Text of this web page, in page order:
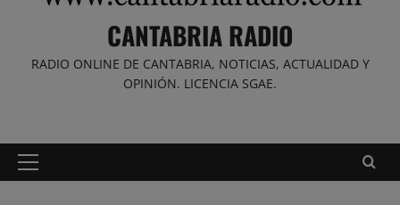
CANTABRIA RADIO
RADIO ONLINE DE CANTABRIA, NOTICIAS, ACTUALIDAD Y
OPINIÓN. LICENCIA SGAE.
Menú